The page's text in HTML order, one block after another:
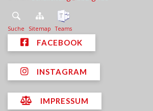
Suche Sitemap Teams
FACEBOOK
INSTAGRAM
IMPRESSUM